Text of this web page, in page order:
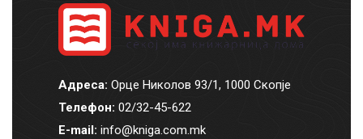
Адреса: Орце Николов 93/1, 1000 Скопје
Телефон: 02/32-45-622
E-mail: info@kniga.com.mk